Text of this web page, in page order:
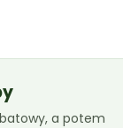
a potem